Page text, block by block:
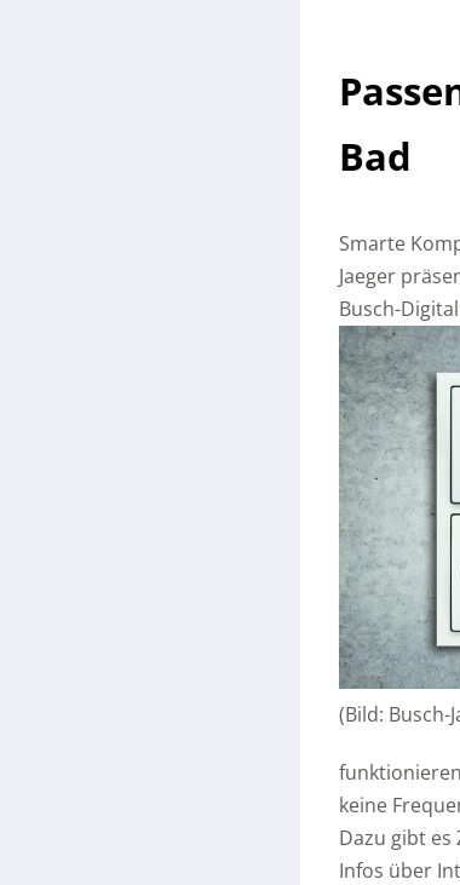
Bad
Smarte
Jaeger
Busch-
(Bild: Busch-
keine
Dazu gibt
Infos über